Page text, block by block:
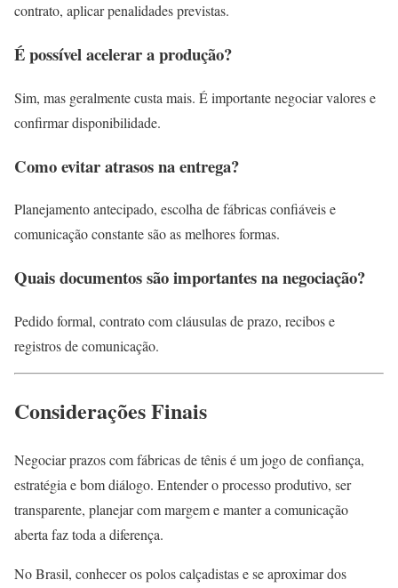
contrato, aplicar penalidades previstas.
É possível acelerar a produção?
Sim, mas geralmente custa mais. É importante negociar valores e
confirmar disponibilidade.
Como evitar atrasos na entrega?
Planejamento antecipado, escolha de fábricas confiáveis e
comunicação constante são as melhores formas.
Quais documentos são importantes na negociação?
Pedido formal, contrato com cláusulas de prazo, recibos e
registros de comunicação.
Considerações Finais
Negociar prazos com fábricas de tênis é um jogo de confiança,
estratégia e bom diálogo. Entender o processo produtivo, ser
transparente, planejar com margem e manter a comunicação
aberta faz toda a diferença.
No Brasil, conhecer os polos calçadistas e se aproximar dos